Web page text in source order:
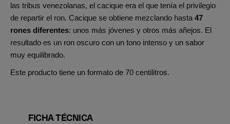
las tribus venezolanas, el cacique era el que tenía el privilegio
de repartir el ron. Cacique se obtiene mezclando hasta 47
rones diferentes: unos más jóvenes y otros más añejos. El
resultado es un ron oscuro con un tono intenso y un sabor
muy equilibrado.
Este producto tiene un formato de 70 centilitros.
FICHA TÉCNICA